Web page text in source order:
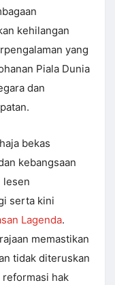
kehilangan
yang
Piala Dunia
dan
bekas
kebangsaan
lesen
serta kini
Lagenda.
memastikan
tidak diteruskan
hak